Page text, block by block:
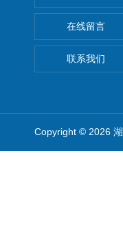
在线留言
联系我们
Copyright © 2026